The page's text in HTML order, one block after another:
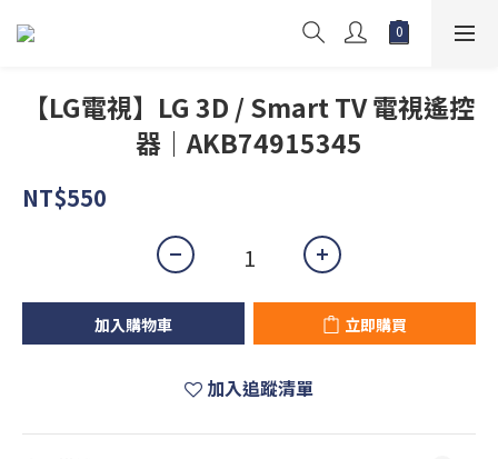
【LG電視】LG 3D / Smart TV 電視遙控
器｜AKB74915345
NT$550
加入購物車 立即購買
加入追蹤清單